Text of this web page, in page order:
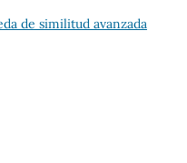
de similitud avanzada